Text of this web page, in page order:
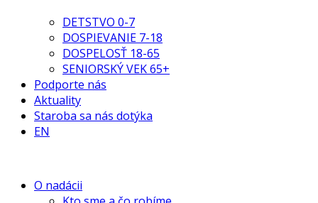
DETSTVO 0-7
DOSPIEVANIE 7-18
DOSPELOSŤ 18-65
SENIORSKÝ VEK 65+
Podporte nás
Aktuality
Staroba sa nás dotýka
EN
O nadácii